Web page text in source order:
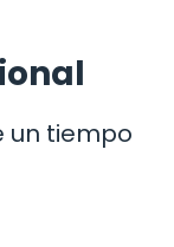
un tiempo